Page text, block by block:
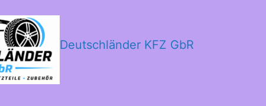
Deutschländer KFZ GbR